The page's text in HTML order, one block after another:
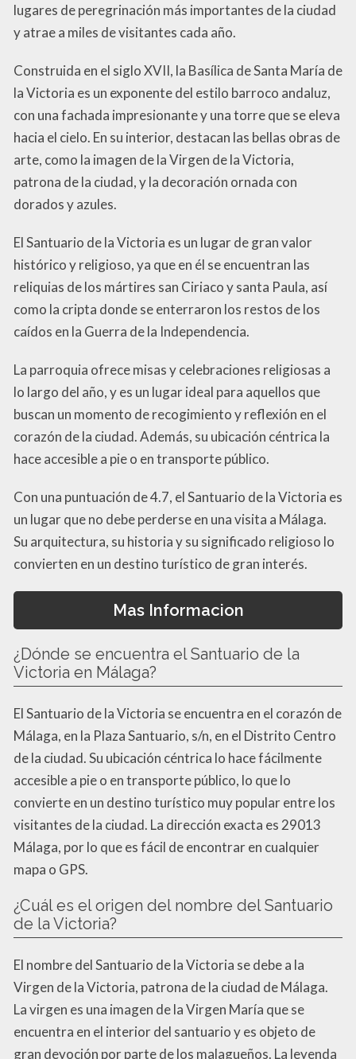
lugares de peregrinación más importantes de la ciudad
y atrae a miles de visitantes cada año.
Construida en el siglo XVII, la Basílica de Santa María de
la Victoria es un exponente del estilo barroco andaluz,
con una fachada impresionante y una torre que se eleva
hacia el cielo. En su interior, destacan las bellas obras de
arte, como la imagen de la Virgen de la Victoria,
patrona de la ciudad, y la decoración ornada con
dorados y azules.
El Santuario de la Victoria es un lugar de gran valor
histórico y religioso, ya que en él se encuentran las
reliquias de los mártires san Ciriaco y santa Paula, así
como la cripta donde se enterraron los restos de los
caídos en la Guerra de la Independencia.
La parroquia ofrece misas y celebraciones religiosas a
lo largo del año, y es un lugar ideal para aquellos que
buscan un momento de recogimiento y reflexión en el
corazón de la ciudad. Además, su ubicación céntrica la
hace accesible a pie o en transporte público.
Con una puntuación de 4.7, el Santuario de la Victoria es
un lugar que no debe perderse en una visita a Málaga.
Su arquitectura, su historia y su significado religioso lo
convierten en un destino turístico de gran interés.
Mas Informacion
¿Dónde se encuentra el Santuario de la
Victoria en Málaga?
El Santuario de la Victoria se encuentra en el corazón de
Málaga, en la Plaza Santuario, s/n, en el Distrito Centro
de la ciudad. Su ubicación céntrica lo hace fácilmente
accesible a pie o en transporte público, lo que lo
convierte en un destino turístico muy popular entre los
visitantes de la ciudad. La dirección exacta es 29013
Málaga, por lo que es fácil de encontrar en cualquier
mapa o GPS.
¿Cuál es el origen del nombre del Santuario
de la Victoria?
El nombre del Santuario de la Victoria se debe a la
Virgen de la Victoria, patrona de la ciudad de Málaga.
La virgen es una imagen de la Virgen María que se
encuentra en el interior del santuario y es objeto de
gran devoción por parte de los malagueños. La leyenda